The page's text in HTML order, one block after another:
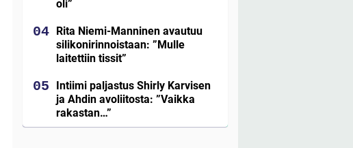
oli”
Rita Niemi-Manninen avautuu
silikonirinnoistaan: ”Mulle
laitettiin tissit”
Intiimi paljastus Shirly Karvisen
ja Ahdin avoliitosta: ”Vaikka
rakastan…”